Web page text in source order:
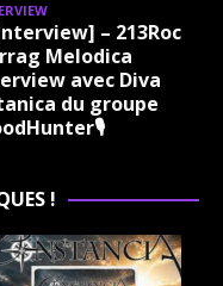
– 213Rock
Melodica
avec Diva
du groupe
!